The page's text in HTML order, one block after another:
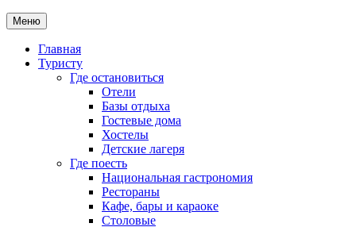
Меню
Главная
Туристу
Где остановиться
Отели
Базы отдыха
Гостевые дома
Хостелы
Детские лагеря
Где поесть
Национальная гастрономия
Рестораны
Кафе, бары и караоке
Столовые